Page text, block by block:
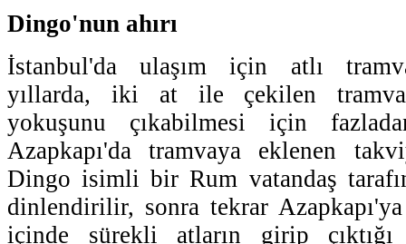
Dingo'nun ahırı
İstanbul'da ulaşım için atlı
yıllarda, iki at ile çekilen
yokuşunu çıkabilmesi için
Azapkapı'da tramvaya eklenen
Dingo isimli bir Rum vatandaş
dinlendirilir, sonra tekrar
içinde sürekli atların girip